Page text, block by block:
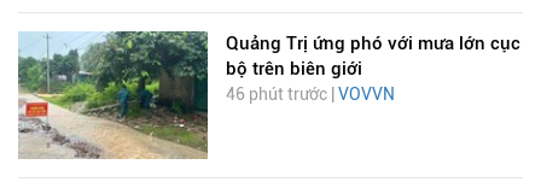
Quảng Trị ứng phó với mưa lớn cục
bộ trên biên giới
46 phút trước | VOVVN